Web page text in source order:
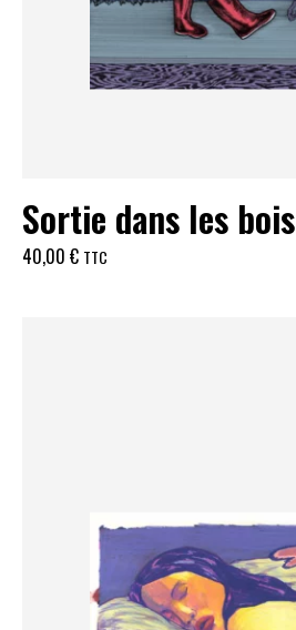
Sortie dans les bois
40,00 € TTC